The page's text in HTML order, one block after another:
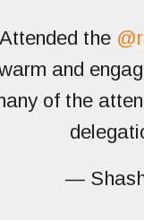
Attended the
and
of the
—